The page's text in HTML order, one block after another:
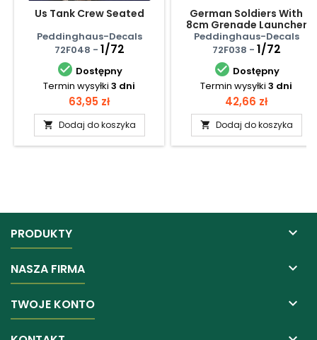
Us Tank Crew Seated
Peddinghaus-Decals
72F048 - 1/72
 Dostępny
Termin wysyłki 3 dni
Cena
63,95 zł
 Dodaj do koszyka
German Soldiers With
8cm Grenade Launcher
And Mauer And Grenade
Launcher (6 Figures)
Peddinghaus-Decals
72F038 - 1/72
 Dostępny
Termin wysyłki 3 dni
Cena
42,66 zł
 Dodaj do koszyka
PRODUKTY 
NASZA FIRMA 
TWOJE KONTO 